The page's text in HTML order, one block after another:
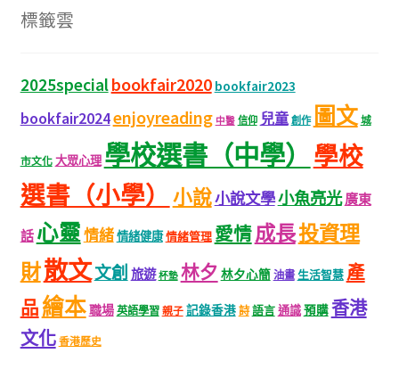
標籤雲
2025specialbookfair2020 bookfair2023
bookfair2024enjoyreading 中醫 信仰 兒童 創作 圖文 城
市文化 大眾心理 學校選書（中學）
學校
選書（小學）
小說小說文學小魚亮光廣東
話 心靈情緒情緒健康情緒管理 愛情成長投資理
財散文文創 旅遊 杯墊 林夕 林夕心簡 油畫 生活智慧產
品繪本職場 英語學習 親子 記錄香港 詩 語言通識預購香港
文化 香港歷史